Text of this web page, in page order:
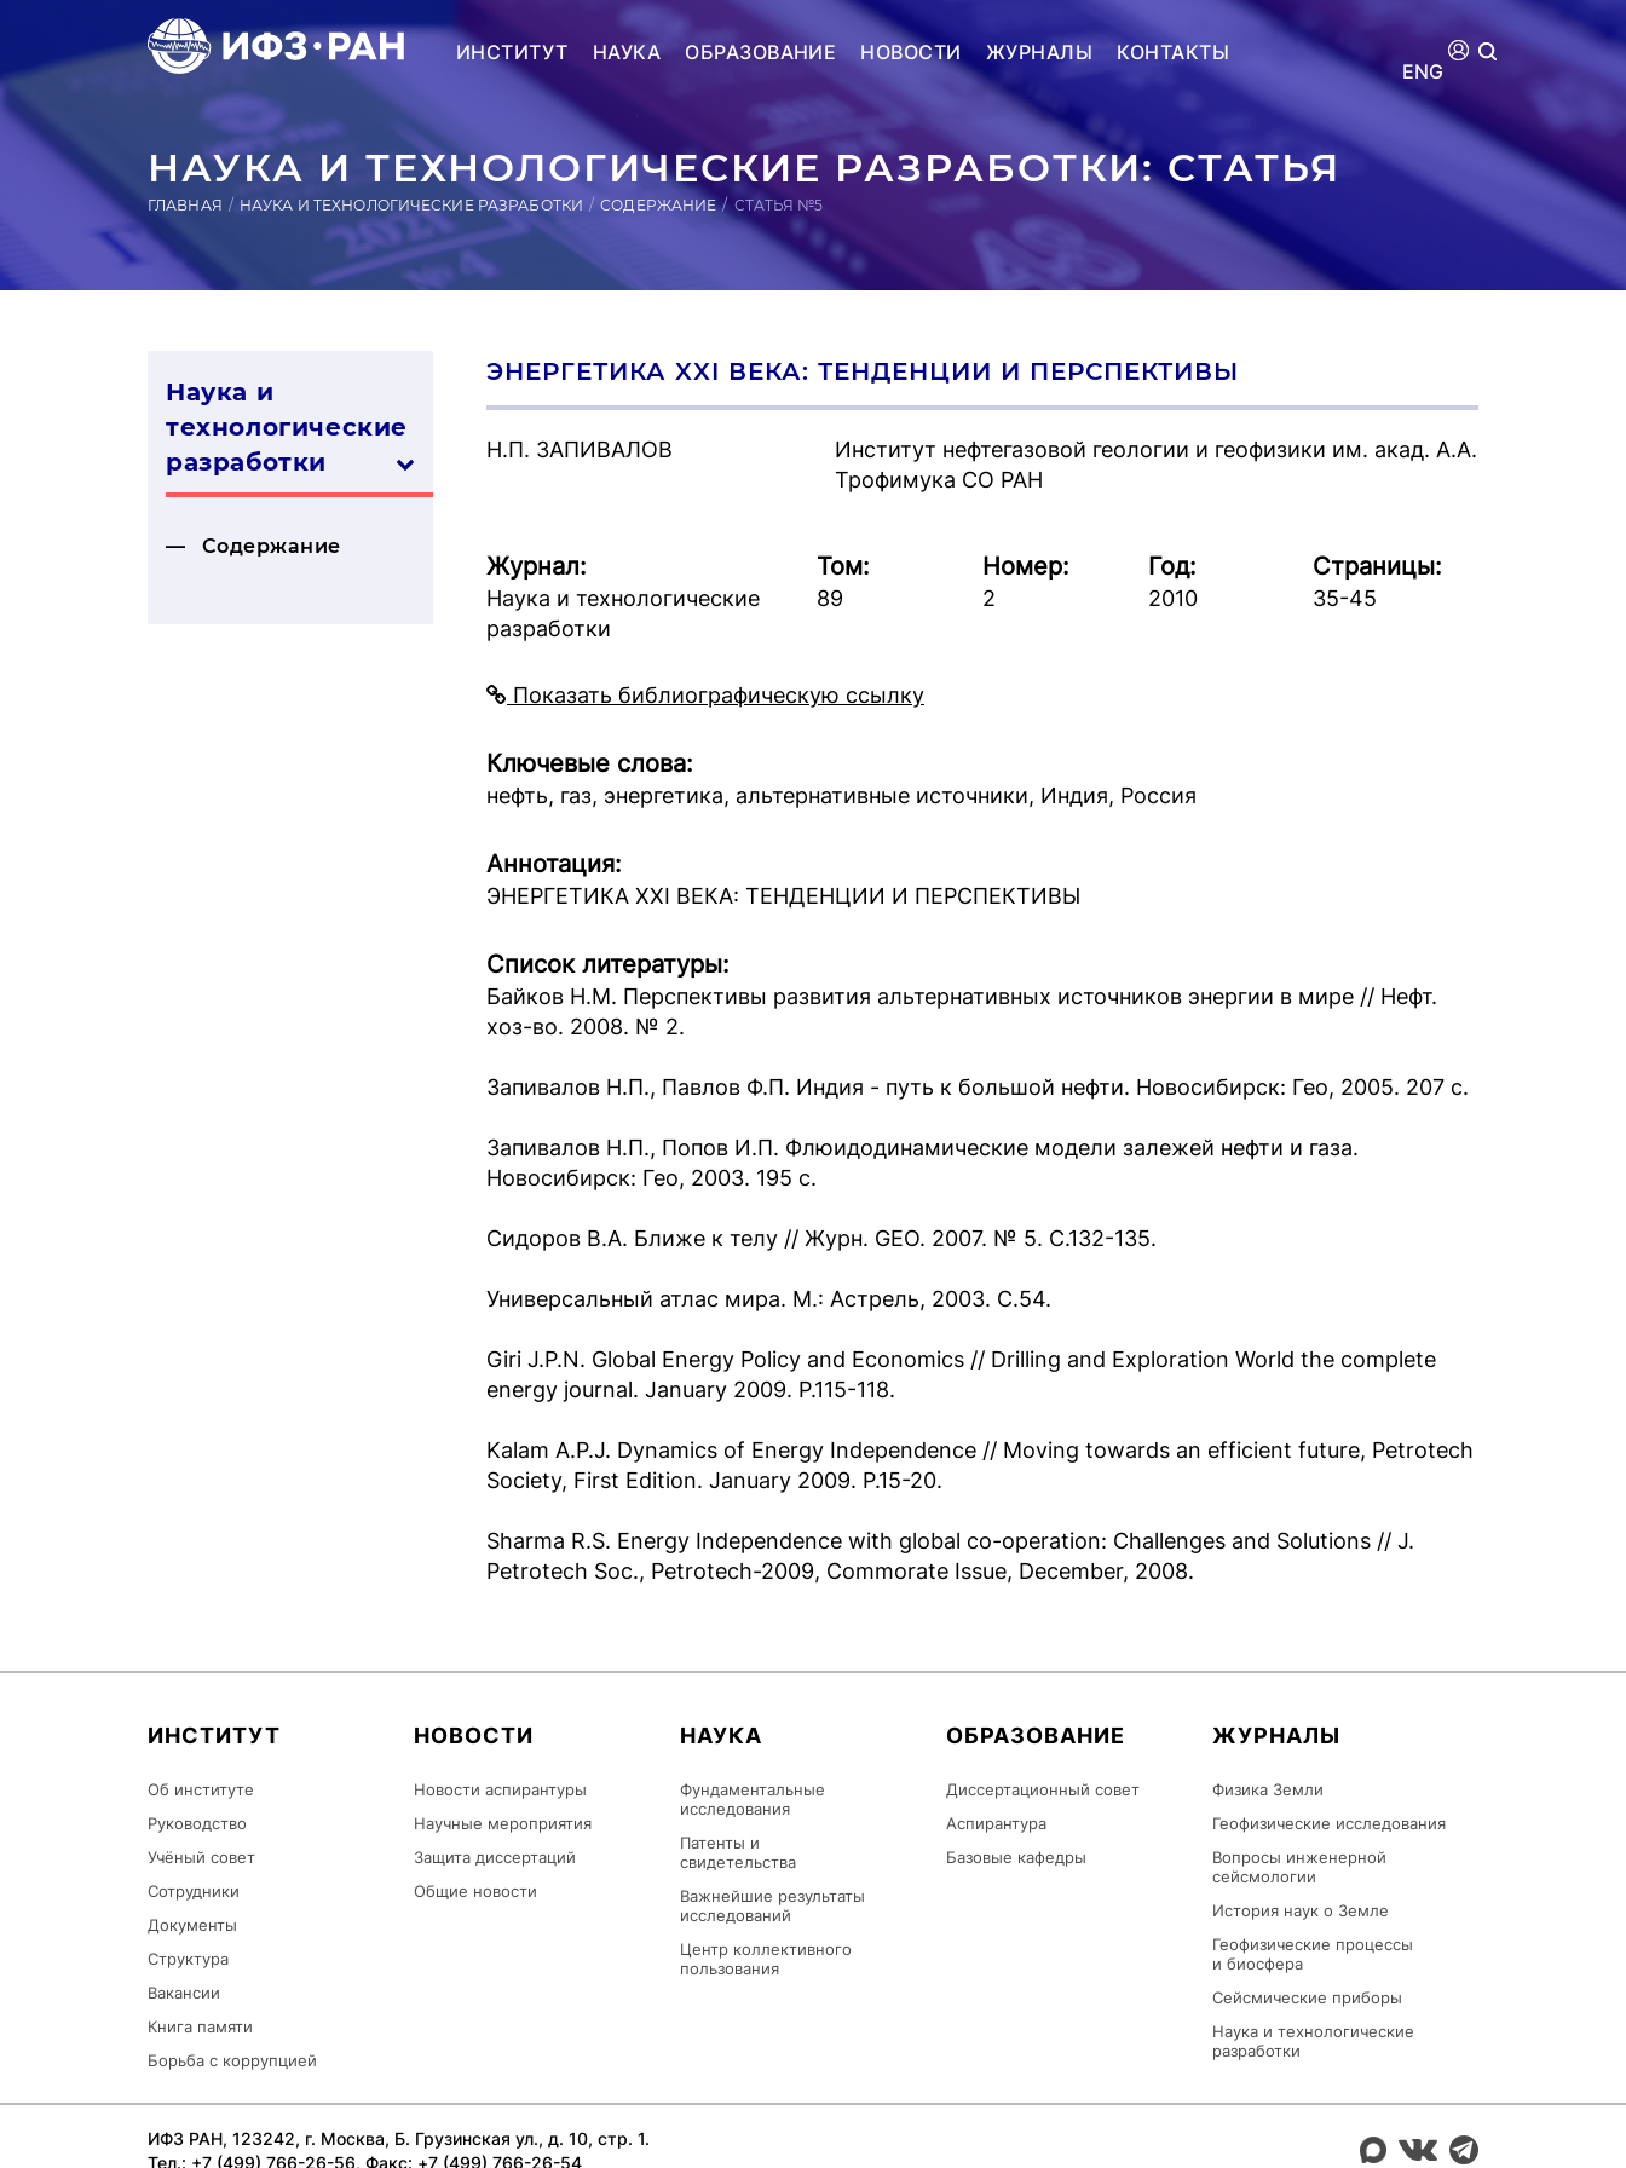
ИНСТИТУТ НАУКА ОБРАЗОВАНИЕ НОВОСТИ ЖУРНАЛЫ
КОНТАКТЫ
ENG
НАУКА И ТЕХНОЛОГИЧЕСКИЕ РАЗРАБОТКИ: СТАТЬЯ
ГЛАВНАЯ НАУКА И ТЕХНОЛОГИЧЕСКИЕ РАЗРАБОТКИ СОДЕРЖАНИЕ СТАТЬЯ №5
Наука и
технологические
разработки
Содержание
ЭНЕРГЕТИКА XXI ВЕКА: ТЕНДЕНЦИИ И ПЕРСПЕКТИВЫ
Н.П. ЗАПИВАЛОВ
Институт нефтегазовой геологии и геофизики им. акад. А.А.
Трофимука СО РАН
Журнал:
Наука и технологические
разработки
Том:
89
Номер:
2
Год:
2010
Страницы:
35-45
Показать библиографическую ссылку
Ключевые слова:
нефть, газ, энергетика, альтернативные источники, Индия, Россия
Аннотация:
ЭНЕРГЕТИКА XXI ВЕКА: ТЕНДЕНЦИИ И ПЕРСПЕКТИВЫ
Список литературы:
Байков Н.М. Перспективы развития альтернативных источников энергии в мире // Нефт.
хоз-во. 2008. № 2.
Запивалов Н.П., Павлов Ф.П. Индия - путь к большой нефти. Новосибирск: Гео, 2005. 207 с.
Запивалов Н.П., Попов И.П. Флюидодинамические модели залежей нефти и газа.
Новосибирск: Гео, 2003. 195 с.
Сидоров В.А. Ближе к телу // Журн. GEO. 2007. № 5. С.132-135.
Универсальный атлас мира. М.: Астрель, 2003. С.54.
Giri J.P.N. Global Energy Policy and Economics // Drilling and Exploration World the complete
energy journal. January 2009. P.115-118.
Kalam A.P.J. Dynamics of Energy Independence // Moving towards an efficient future, Petrotech
Society, First Edition. January 2009. P.15-20.
Sharma R.S. Energy Independence with global co-operation: Challenges and Solutions // J.
Petrotech Soc., Petrotech-2009, Commorate Issue, December, 2008.
ИНСТИТУТ
Об институте
Руководство
Учёный совет
Сотрудники
Документы
Структура
Вакансии
Книга памяти
Борьба с коррупцией
НОВОСТИ
Новости аспирантуры
Научные мероприятия
Защита диссертаций
Общие новости
НАУКА
Фундаментальные
исследования
Патенты и
свидетельства
Важнейшие результаты
исследований
Центр коллективного
пользования
ОБРАЗОВАНИЕ
Диссертационный совет
Аспирантура
Базовые кафедры
ЖУРНАЛЫ
Физика Земли
Геофизические исследования
Вопросы инженерной
сейсмологии
История наук о Земле
Геофизические процессы
и биосфера
Сейсмические приборы
Наука и технологические
разработки
ИФЗ РАН, 123242, г. Москва, Б. Грузинская ул., д. 10, стр. 1.
Тел.: +7 (499) 766-26-56, Факс: +7 (499) 766-26-54